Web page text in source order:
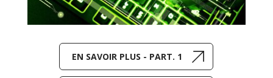
EN SAVOIR PLUS - PART. 1